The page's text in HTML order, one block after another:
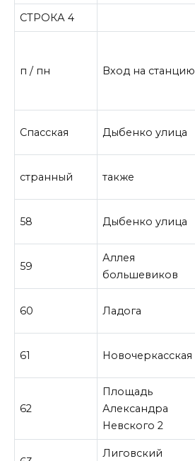
СТРОКА 4
п / пн Вход на станцию
Спасская Дыбенко улица
странный также
58 Дыбенко улица
59
Аллея
большевиков
60 Ладога
61 Новочеркасская
62
Площадь
Александра
Невского 2
Лиговский